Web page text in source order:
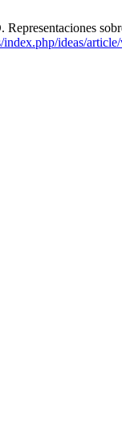
Representaciones
index.php/ideas/